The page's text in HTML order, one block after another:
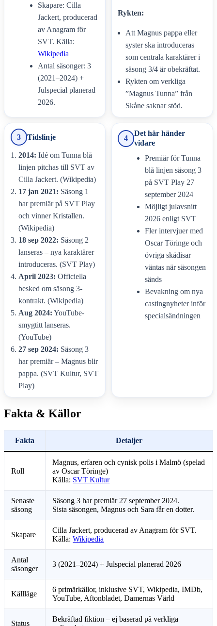
Skapare: Cilla
Jackert, producerad
av Anagram för
SVT. Källa:
Wikipedia
Antal säsonger: 3
(2021–2024) +
Julspecial planerad
2026.
Rykten:
Att Magnus pappa eller
syster ska introduceras
som centrala karaktärer i
säsong 3/4 är obekräftat.
Rykten om verkliga
”Magnus Tunna” från
Skåne saknar stöd.
3 Tidslinje
2014: Idé om Tunna blå
linjen pitchas till SVT av
Cilla Jackert. (Wikipedia)
17 jan 2021: Säsong 1
har premiär på SVT Play
och vinner Kristallen.
(Wikipedia)
18 sep 2022: Säsong 2
lanseras – nya karaktärer
introduceras. (SVT Play)
April 2023: Officiella
besked om säsong 3-
kontrakt. (Wikipedia)
Aug 2024: YouTube-
smygtitt lanseras.
(YouTube)
27 sep 2024: Säsong 3
har premiär – Magnus blir
pappa. (SVT Kultur, SVT
Play)
4
Det här händer
vidare
Premiär för Tunna
blå linjen säsong 3
på SVT Play 27
september 2024
Möjligt julavsnitt
2026 enligt SVT
Fler intervjuer med
Oscar Töringe och
övriga skådisar
väntas när säsongen
sänds
Bevakning om nya
castingnyheter inför
specialsändningen
Fakta & Källor
Fakta Detaljer
Roll
Magnus, erfaren och cynisk polis i Malmö (spelad
av Oscar Töringe)
Källa: SVT Kultur
Senaste
säsong
Säsong 3 har premiär 27 september 2024.
Sista säsongen, Magnus och Sara får en dotter.
Skapare
Cilla Jackert, producerad av Anagram för SVT.
Källa:Wikipedia
Antal
säsonger
3 (2021–2024) + Julspecial planerad 2026
Källläge
6 primärkällor, inklusive SVT, Wikipedia, IMDb,
YouTube, Aftonbladet, Damernas Värld
Status
Bekräftad fiktion – ej baserad på verkliga